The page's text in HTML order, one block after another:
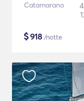
Catamarano
$918 /notte